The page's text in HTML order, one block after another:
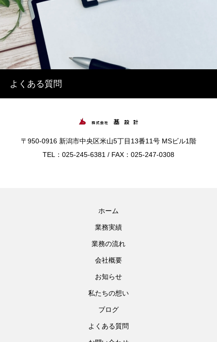
よくある質問
〒950-0916 新潟市中央区米山5丁目13番11号 MSビル1階
TEL：025-245-6381 / FAX：025-247-0308
ホーム
業務実績
業務の流れ
会社概要
お知らせ
私たちの想い
ブログ
よくある質問